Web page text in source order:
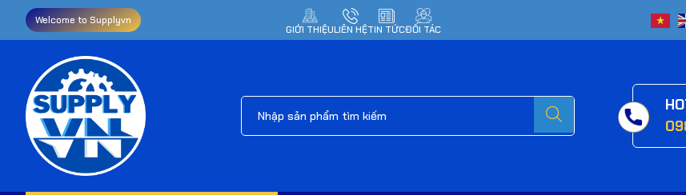
Welcome to Supplyvn
GIỚI THIỆULIÊN HỆTIN TỨCĐỐI TÁC